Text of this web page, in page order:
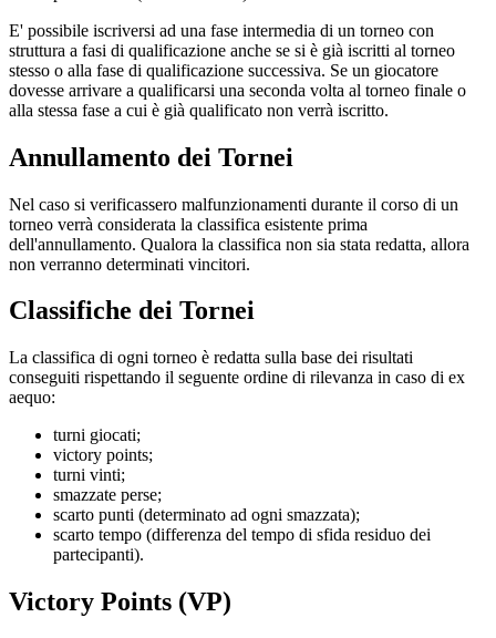
E' possibile iscriversi ad una fase intermedia di un torneo con
struttura a fasi di qualificazione anche se si è già iscritti al torneo
stesso o alla fase di qualificazione successiva. Se un giocatore
dovesse arrivare a qualificarsi una seconda volta al torneo finale o
alla stessa fase a cui è già qualificato non verrà iscritto.
Annullamento dei Tornei
Nel caso si verificassero malfunzionamenti durante il corso di un
torneo verrà considerata la classifica esistente prima
dell'annullamento. Qualora la classifica non sia stata redatta, allora
non verranno determinati vincitori.
Classifiche dei Tornei
La classifica di ogni torneo è redatta sulla base dei risultati
conseguiti rispettando il seguente ordine di rilevanza in caso di ex
aequo:
turni giocati;
victory points;
turni vinti;
smazzate perse;
scarto punti (determinato ad ogni smazzata);
scarto tempo (differenza del tempo di sfida residuo dei
partecipanti).
Victory Points (VP)